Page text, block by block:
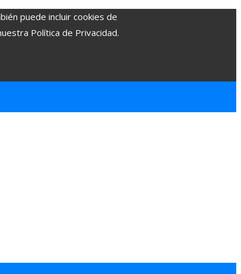
puede incluir cookies de
Política de Privacidad.